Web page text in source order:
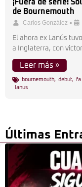
¡Fuera de serie!
de Bournemouth
Carlos González •
El ahora ex Lanús
a Inglaterra, con
Leer más »
bournemouth, debut, fa
lanus
Últimas